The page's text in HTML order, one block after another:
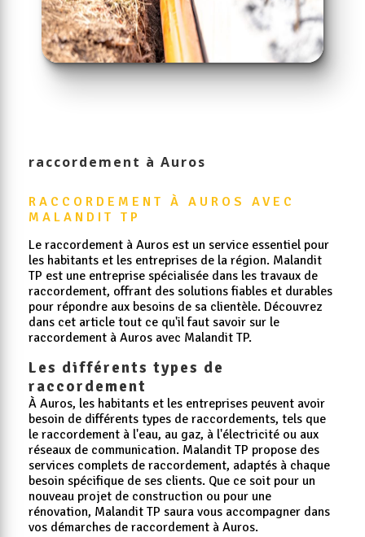
raccordement à Auros
RACCORDEMENT À AUROS AVEC
MALANDIT TP
Le raccordement à Auros est un service essentiel pour
les habitants et les entreprises de la région. Malandit
TP est une entreprise spécialisée dans les travaux de
raccordement, offrant des solutions fiables et durables
pour répondre aux besoins de sa clientèle. Découvrez
dans cet article tout ce qu'il faut savoir sur le
raccordement à Auros avec Malandit TP.
Les différents types de
raccordement
À Auros, les habitants et les entreprises peuvent avoir
besoin de différents types de raccordements, tels que
le raccordement à l'eau, au gaz, à l'électricité ou aux
réseaux de communication. Malandit TP propose des
services complets de raccordement, adaptés à chaque
besoin spécifique de ses clients. Que ce soit pour un
nouveau projet de construction ou pour une
rénovation, Malandit TP saura vous accompagner dans
vos démarches de raccordement à Auros.